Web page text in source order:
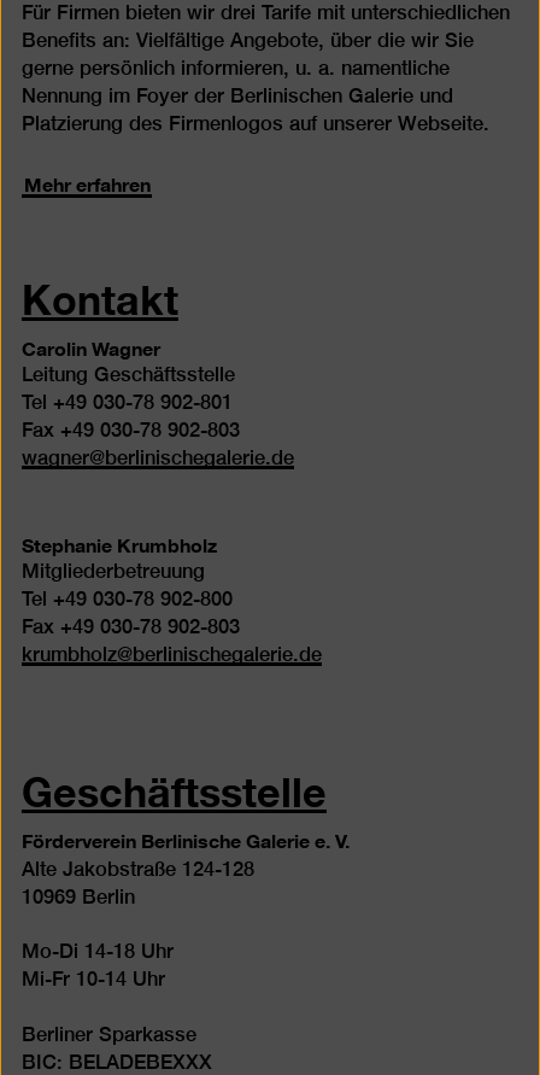
Für Firmen bieten wir drei Tarife mit unterschiedlichen
Benefits an: Vielfältige Angebote, über die wir Sie
gerne persönlich informieren, u. a. namentliche
Nennung im Foyer der Berlinischen Galerie und
Platzierung des Firmenlogos auf unserer Webseite.
Mehr erfahren
Kontakt
Carolin Wagner
Leitung Geschäftsstelle
Tel +49 030-78 902-801
Fax +49 030-78 902-803
wagner@berlinischegalerie.de
Stephanie Krumbholz
Mitgliederbetreuung
Tel +49 030-78 902-800
Fax +49 030-78 902-803
krumbholz@berlinischegalerie.de
Geschäftsstelle
Förderverein Berlinische Galerie e. V.
Alte Jakobstraße 124-128
10969 Berlin
Mo-Di 14-18 Uhr
Mi-Fr 10-14 Uhr
Berliner Sparkasse
BIC: BELADEBEXXX